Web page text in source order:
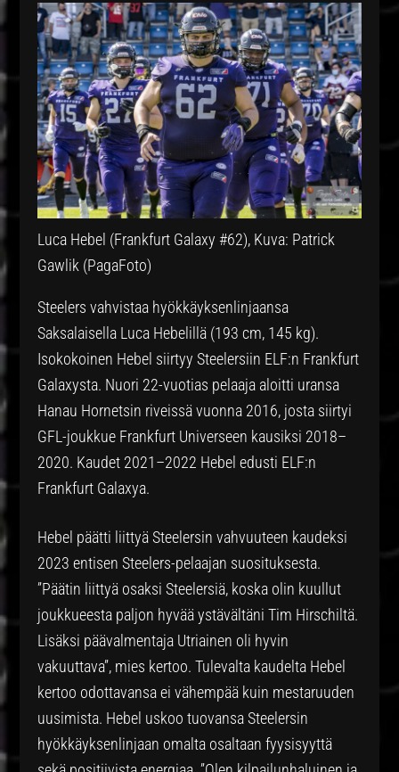
Luca Hebel (Frankfurt Galaxy #62), Kuva: Patrick
Gawlik (PagaFoto)
Steelers vahvistaa hyökkäyksenlinjaansa
Saksalaisella Luca Hebelillä (193 cm, 145 kg).
Isokokoinen Hebel siirtyy Steelersiin ELF:n Frankfurt
Galaxysta. Nuori 22-vuotias pelaaja aloitti uransa
Hanau Hornetsin riveissä vuonna 2016, josta siirtyi
GFL-joukkue Frankfurt Universeen kausiksi 2018–
2020. Kaudet 2021–2022 Hebel edusti ELF:n
Frankfurt Galaxya.
Hebel päätti liittyä Steelersin vahvuuteen kaudeksi
2023 entisen Steelers-pelaajan suosituksesta.
”Päätin liittyä osaksi Steelersiä, koska olin kuullut
joukkueesta paljon hyvää ystävältäni Tim Hirschiltä.
Lisäksi päävalmentaja Utriainen oli hyvin
vakuuttava”, mies kertoo. Tulevalta kaudelta Hebel
kertoo odottavansa ei vähempää kuin mestaruuden
uusimista. Hebel uskoo tuovansa Steelersin
hyökkäyksenlinjaan omalta osaltaan fyysisyyttä